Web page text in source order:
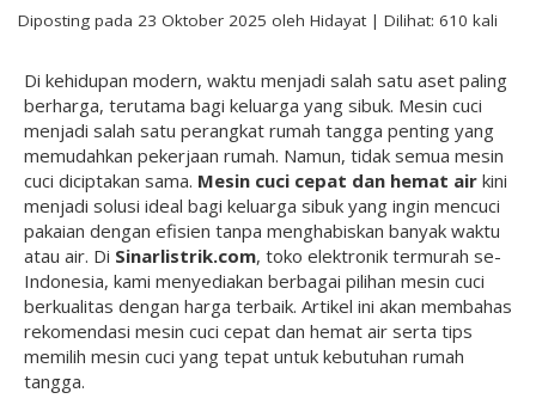
Diposting pada 23 Oktober 2025 oleh Hidayat | Dilihat: 610 kali
Di kehidupan modern, waktu menjadi salah satu aset paling
berharga, terutama bagi keluarga yang sibuk. Mesin cuci
menjadi salah satu perangkat rumah tangga penting yang
memudahkan pekerjaan rumah. Namun, tidak semua mesin
cuci diciptakan sama. Mesin cuci cepat dan hemat air kini
menjadi solusi ideal bagi keluarga sibuk yang ingin mencuci
pakaian dengan efisien tanpa menghabiskan banyak waktu
atau air. Di Sinarlistrik.com, toko elektronik termurah se-
Indonesia, kami menyediakan berbagai pilihan mesin cuci
berkualitas dengan harga terbaik. Artikel ini akan membahas
rekomendasi mesin cuci cepat dan hemat air serta tips
memilih mesin cuci yang tepat untuk kebutuhan rumah
tangga.